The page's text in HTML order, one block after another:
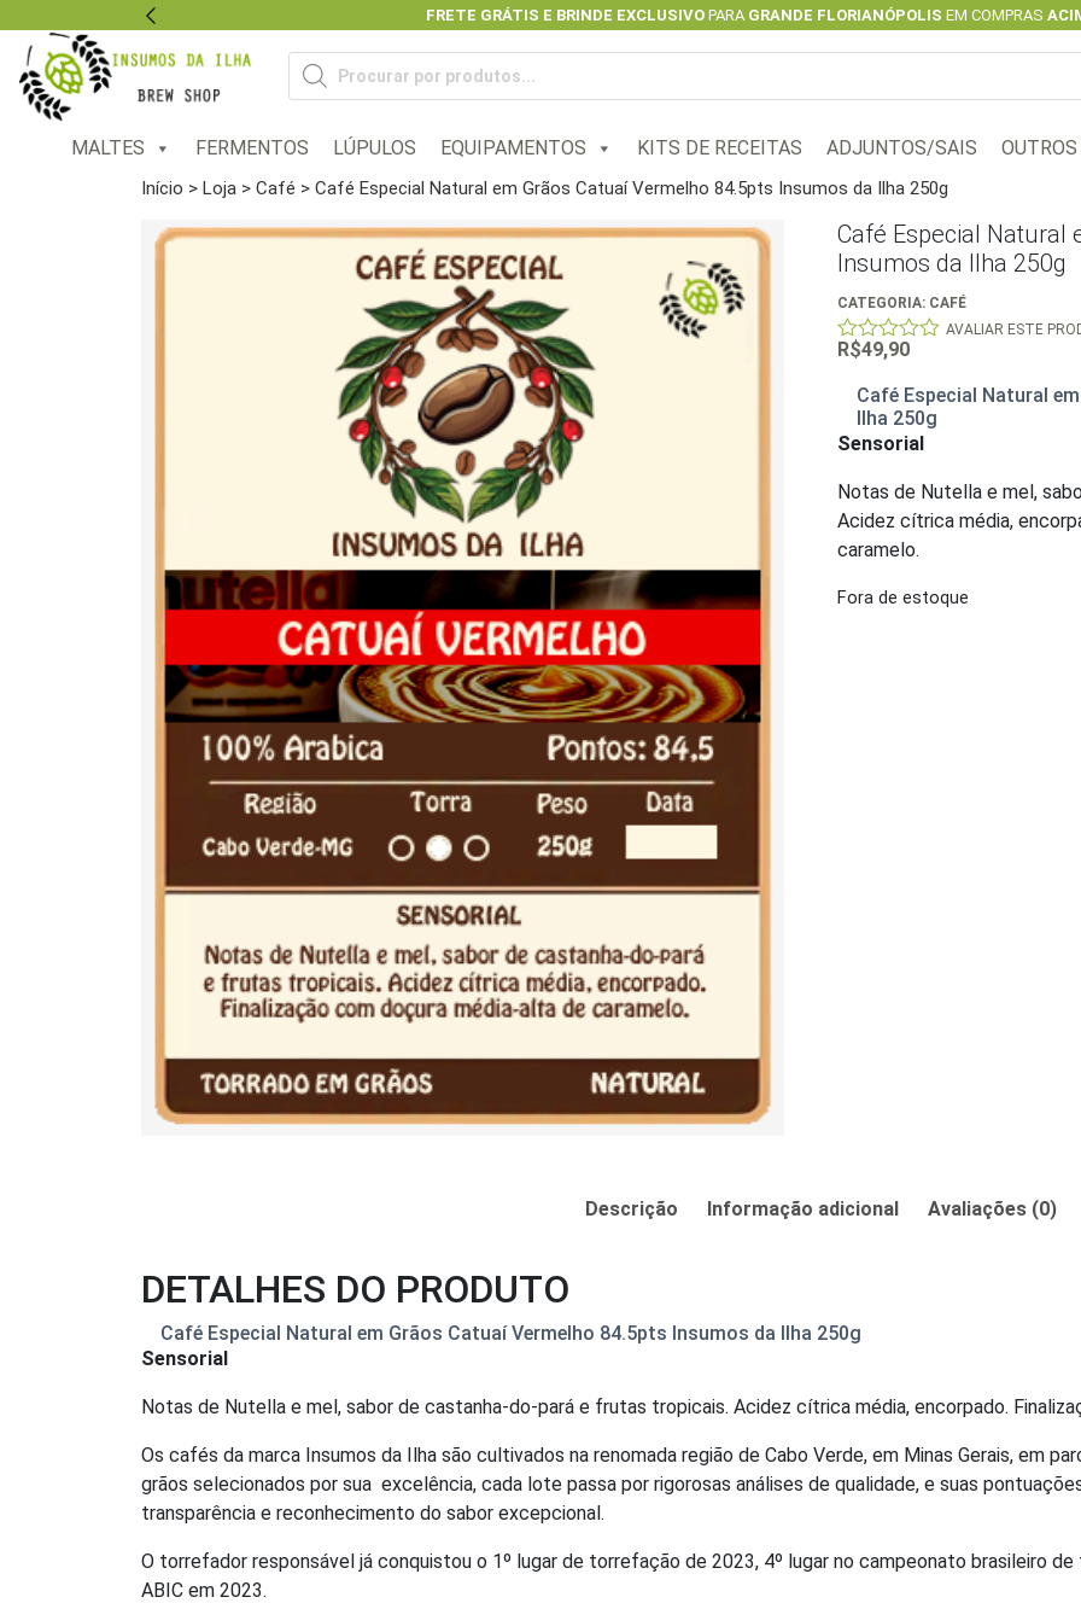
FRETE GRÁTIS E BRINDE EXCLUSIVOPARA GRANDE FLORIANÓPOLIS EM COMPRAS
Previous
Pesquisar
produtos
MALTES FERMENTOS LÚPULOS EQUIPAMENTOS KITS DE RECEITAS ADJUNTOS/SAIS OUTROS
Início > Loja > Café > Café Especial Natural em Grãos Catuaí Vermelho 84.5pts Insumos da Ilha 250g
Café Especial Natural
Insumos da Ilha 250g
CATEGORIA: CAFÉ
0
AVALIAR ESTE
R$49,90
Café Especial Natural
Ilha 250g
Sensorial
Notas de Nutella e mel,
Acidez cítrica média,
caramelo.
Fora de estoque
Descrição Informação adicional Avaliações (0)
DETALHES DO PRODUTO
Café Especial Natural em Grãos Catuaí Vermelho 84.5pts Insumos da Ilha 250g
Sensorial
Notas de Nutella e mel, sabor de castanha-do-pará e frutas tropicais. Acidez cítrica média, encorpado.
Os cafés da marca Insumos da Ilha são cultivados na renomada região de Cabo Verde, em Minas Gerais, em
grãos selecionados por sua excelência, cada lote passa por rigorosas análises de qualidade, e suas
transparência e reconhecimento do sabor excepcional.
O torrefador responsável já conquistou o 1º lugar de torrefação de 2023, 4º lugar no campeonato brasileiro
ABIC em 2023.